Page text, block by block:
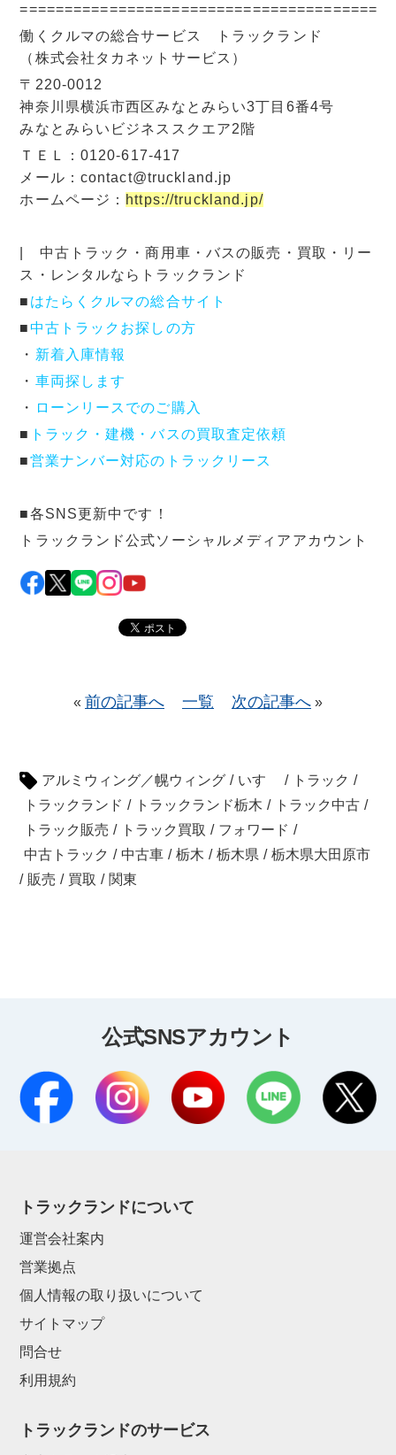
=========================================
働くクルマの総合サービス トラックランド
（株式会社タカネットサービス）
〒220-0012
神奈川県横浜市西区みなとみらい3丁目6番4号
みなとみらいビジネススクエア2階
ＴＥＬ：0120-617-417
メール：contact@truckland.jp
ホームページ： https://truckland.jp/
| 中古トラック・商用車・バスの販売・買取・リー
ス・レンタルならトラックランド
■ はたらくクルマの総合サイト
■中古トラックお探しの方
・ 新着入庫情報
・ 車両探します
・
ローンリースでのご購入
■ トラック・建機・バスの買取査定依頼
■営業ナンバー対応のトラックリース
■各SNS更新中です！
トラックランド公式ソーシャルメディアアカウント
« 前の記事へ 一覧 次の記事へ »
アルミウィング／幌ウィング / いすゞ / トラック /
トラックランド / トラックランド栃木 / トラック中古 /
トラック販売 / トラック買取 / フォワード /
中古トラック / 中古車 / 栃木 / 栃木県 / 栃木県大田原市
/ 販売 / 買取 / 関東
公式SNSアカウント
トラックランドについて
運営会社案内
営業拠点
個人情報の取り扱いについて
サイトマップ
問合せ
利用規約
トラックランドのサービス